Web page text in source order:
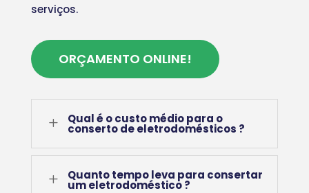
serviços.
ORÇAMENTO ONLINE!
L Qual é o custo médio para o
conserto de eletrodomésticos ?
L Quanto tempo leva para consertar
um eletrodoméstico ?